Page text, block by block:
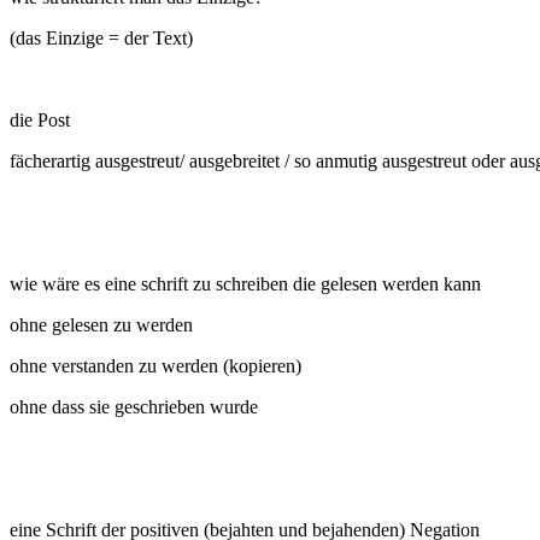
(das Einzige = der Text)
die Post
fächerartig ausgestreut/ ausgebreitet / so anmutig ausgestreut oder
wie wäre es eine schrift zu schreiben die gelesen werden kann
ohne gelesen zu werden
ohne verstanden zu werden (kopieren)
ohne dass sie geschrieben wurde
eine Schrift der positiven (bejahten und bejahenden) Negation